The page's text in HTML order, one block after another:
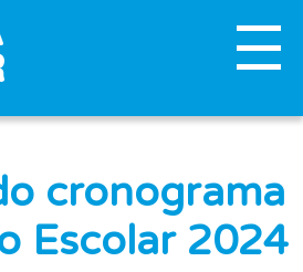
cronograma
Escolar 2024